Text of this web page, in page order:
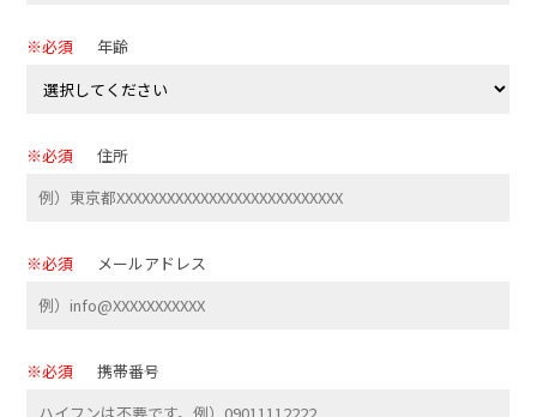
※必須 年齢
※必須 住所
※必須 メールアドレス
※必須 携帯番号